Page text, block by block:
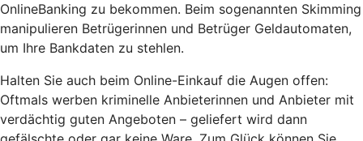
OnlineBanking zu bekommen. Beim sogenannten Skimming
manipulieren Betrügerinnen und Betrüger Geldautomaten,
um Ihre Bankdaten zu stehlen.
Halten Sie auch beim Online-Einkauf die Augen offen:
Oftmals werben kriminelle Anbieterinnen und Anbieter mit
verdächtig guten Angeboten – geliefert wird dann